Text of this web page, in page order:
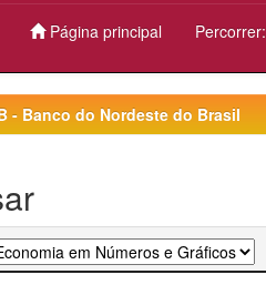
Página principal Percorrer:
- Banco do Nordeste do Brasil